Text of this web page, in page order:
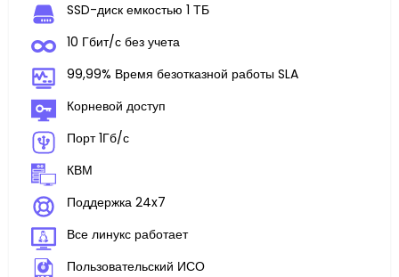
SSD-диск емкостью 1 ТБ
10 Гбит/с без учета
99,99% Время безотказной работы SLA
Корневой доступ
Порт 1Гб/с
КВМ
Поддержка 24x7
Все линукс работает
Пользовательский ИСО